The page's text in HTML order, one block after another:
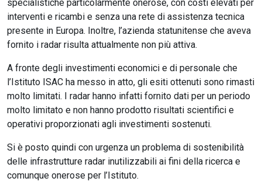
specialistiche particolarmente onerose, con costi elevati per
interventi e ricambi e senza una rete di assistenza tecnica
presente in Europa. Inoltre, l’azienda statunitense che aveva
fornito i radar risulta attualmente non più attiva.
A fronte degli investimenti economici e di personale che
l’Istituto ISAC ha messo in atto, gli esiti ottenuti sono rimasti
molto limitati. I radar hanno infatti fornito dati per un periodo
molto limitato e non hanno prodotto risultati scientifici e
operativi proporzionati agli investimenti sostenuti.
Si è posto quindi con urgenza un problema di sostenibilità
delle infrastrutture radar inutilizzabili ai fini della ricerca e
comunque onerose per l’Istituto.